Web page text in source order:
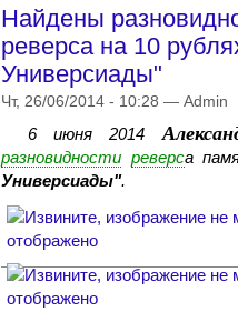
Найдены
реверса на 10
Универсиады"
Чт, 26/06/2014 - 10:28 — Admin
6 июня 2014
разновидности реверса
Универсиады".